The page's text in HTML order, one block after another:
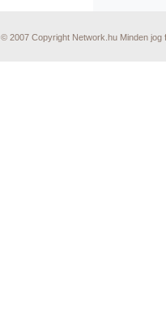
© 2007 Copyright Network.hu Minden jog